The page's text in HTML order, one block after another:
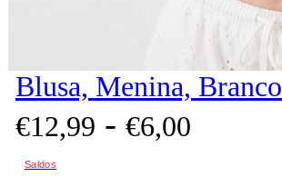
Blusa, Menina, Branco
€12,99 - €6,00
Saldos